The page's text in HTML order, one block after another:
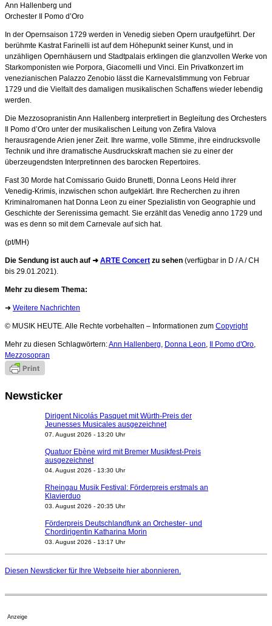
Ann Hallenberg und
Orchester Il Pomo d’Oro
In der Opernsaison 1729 werden in Venedig sieben Opern uraufgeführt. Der
berühmte Kastrat Farinelli ist auf dem Höhepunkt seiner Kunst, und in
unzähligen Opernhäusern und Stadtpalais erklingen die glanzvollen Werke von
Starkomponisten wie Porpora, Giacomelli und Vinci. Ein Privatkonzert im
venezianischen Palazzo Zenobio lässt die Karnevalstimmung von Februar
1729 und die Vielfalt des damaligen musikalischen Schaffens wieder lebendig
werden.
Die Mezzosopranistin Ann Hallenberg interpretiert in Begleitung des Orchesters
Il Pomo d’Oro unter der musikalischen Leitung von Zefira Valova
herausragende Arien jener Zeit. Ihre warme, volle Stimme, ihre eindrucksvolle
Technik und ihre dramatische Ausdruckskraft machen sie zu einer der
überzeugendsten Interpretinnen des barocken Repertoires.
Fast 30 Morde hat Comissario Guido Brunetti, Donna Leons Held ihrer
Venedig-Krimis, inzwischen schon aufgeklärt. Ihre Recherchen zu ihren
Kriminalromanen hat Donna Leon zu einer Spezialistin von Geographie und
Geschichte der Serenissima gemacht. Sie erzählt das Venedig anno 1729 und
was es denn so mit dem Carnevale auf sich hat.
(pt/MH)
Die Sendung ist auch auf ➜ ARTE Concert zu sehen (verfügbar in D / A / CH
bis 29.01.2021).
Mehr zu diesem Thema:
➜ Weitere Nachrichten
© MUSIK HEUTE. Alle Rechte vorbehalten – Informationen zum Copyright
Mehr zu diesen Schlagwörtern:Ann Hallenberg, Donna Leon, Il Pomo d'Oro,
Mezzosopran
Newsticker
Dirigent Nicolás Pasquet mit Würth-Preis der
Jeunesses Musicales ausgezeichnet
07. August 2026 - 13:20 Uhr
Quatuor Ebène wird mit Bremer Musikfest-Preis
ausgezeichnet
04. August 2026 - 13:30 Uhr
Rheingau Musik Festival: Förderpreis erstmals an
Klavierduo
03. August 2026 - 20:35 Uhr
Förderpreis Deutschlandfunk an Orchester- und
Chordirigentin Katharina Morin
03. August 2026 - 13:17 Uhr
startet
Elena Tzavara wird neue Opernintendantin am
Diesen Newsticker für Ihre Webseite hier abonnieren.
Anzeige